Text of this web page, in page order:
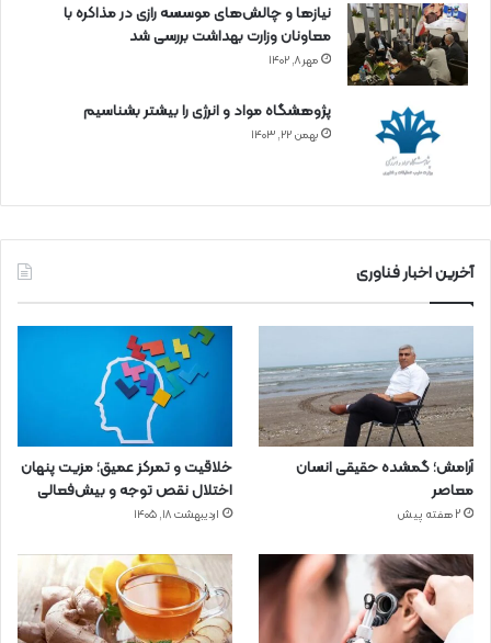
نیازها و چالش‌های موسسه رازی در مذاکره با
معاونان وزارت بهداشت بررسی شد
مهر ۸, ۱۴۰۲
پژوهشگاه مواد و انرژی را بیشتر بشناسیم
بهمن ۲۲, ۱۴۰۳
آخرین اخبار فناوری
آرامش؛ گمشده حقیقی انسان
معاصر
2 هفته پیش
خلاقیت و تمرکز عمیق؛ مزیت پنهان
اختلال نقص توجه و بیش‌فعالی
اردیبهشت ۱۸, ۱۴۰۵